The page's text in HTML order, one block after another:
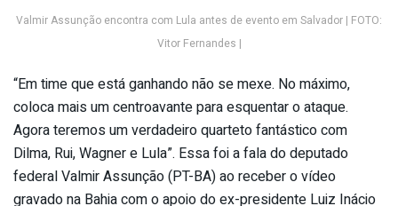
Valmir Assunção encontra com Lula antes de evento em Salvador | FOTO:
Vitor Fernandes |
“Em time que está ganhando não se mexe. No máximo,
coloca mais um centroavante para esquentar o ataque.
Agora teremos um verdadeiro quarteto fantástico com
Dilma, Rui, Wagner e Lula”. Essa foi a fala do deputado
federal Valmir Assunção (PT-BA) ao receber o vídeo
gravado na Bahia com o apoio do ex-presidente Luiz Inácio